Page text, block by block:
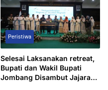
Peristiwa
Selesai Laksanakan retreat,
Bupati dan Wakil Bupati
Jombang Disambut Jajaran